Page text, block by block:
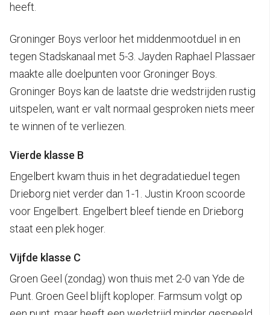
heeft.
Groninger Boys verloor het middenmootduel in en
tegen Stadskanaal met 5-3. Jayden Raphael Plassaer
maakte alle doelpunten voor Groninger Boys.
Groninger Boys kan de laatste drie wedstrijden rustig
uitspelen, want er valt normaal gesproken niets meer
te winnen of te verliezen.
Vierde klasse B
Engelbert kwam thuis in het degradatieduel tegen
Drieborg niet verder dan 1-1. Justin Kroon scoorde
voor Engelbert. Engelbert bleef tiende en Drieborg
staat een plek hoger.
Vijfde klasse C
Groen Geel (zondag) won thuis met 2-0 van Yde de
Punt. Groen Geel blijft koploper. Farmsum volgt op